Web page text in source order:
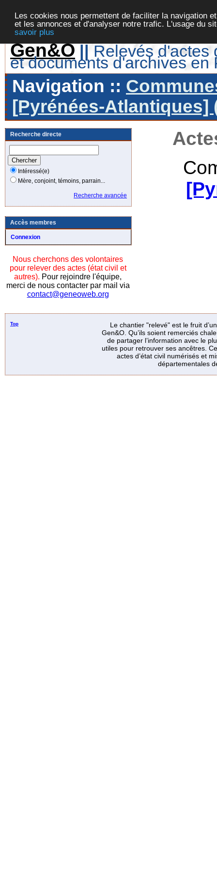
Les cookies nous permettent de faciliter la navigation
et les annonces et d'analyser notre trafic. L'usage du
savoir plus
Gen&O || Relevés d'actes
et documents d'archives en
Navigation ::
[Pyrénées-Atlantiques]
Recherche directe
Intéressé(e)
Mère, conjoint, témoins, parrain...
Recherche avancée
Accès membres
Connexion
Nous cherchons des volontaires
pour relever des actes (état civil et
autres). Pour rejoindre l'équipe,
merci de nous contacter par mail via
contact@geneoweb.org
Top
Le chantier "relevé" est le fruit
Gen&O. Qu’ils soient remerciés
de partager l’information avec le
utiles pour retrouver ses ancêtres.
actes d’état civil numérisés et
départementales